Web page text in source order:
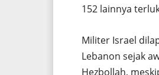
152 lainnya
Militer Israel
Lebanon sejak
Hezbollah,